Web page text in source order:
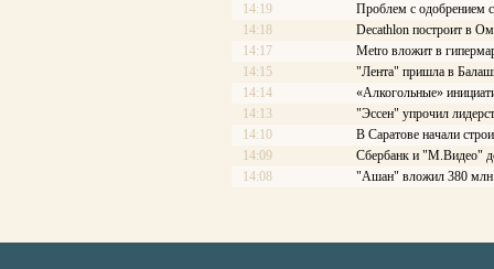
14:19
Проблем с одобрением
14:18
Decathlon построит в
14:17
Меtrо вложит в
14:15
"Лента" пришла в
14:14
«Алкогольные»
14:13
"Эссен" упрочил
14:10
В Саратове начали
14:09
Сбербанк и "М.Видео"
14:08
"Ашан" вложил 380 млн